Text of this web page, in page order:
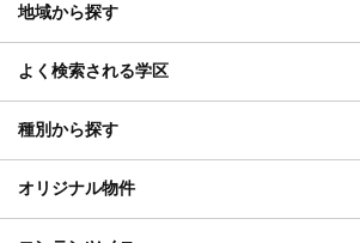
地域から探す
よく検索される学区
種別から探す
オリジナル物件